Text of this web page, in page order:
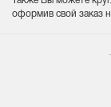
оформив свой заказ